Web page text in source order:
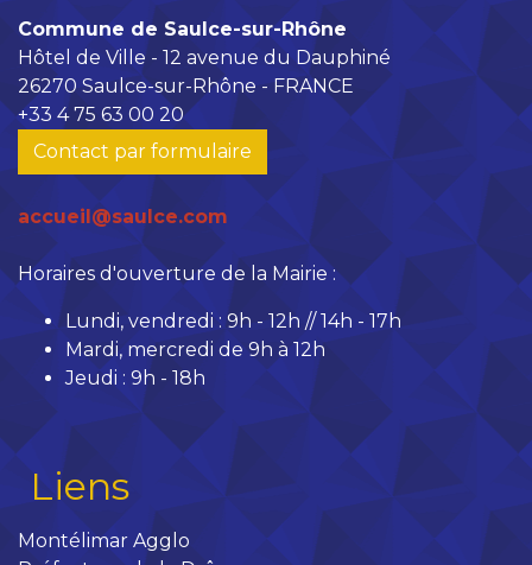
Commune de Saulce-sur-Rhône
Hôtel de Ville - 12 avenue du Dauphiné
26270 Saulce-sur-Rhône - FRANCE
+33 4 75 63 00 20
Contact par formulaire
accueil@saulce.com
Horaires d'ouverture de la Mairie :
Lundi, vendredi : 9h - 12h // 14h - 17h
Mardi, mercredi de 9h à 12h
Jeudi : 9h - 18h
Liens
Montélimar Agglo